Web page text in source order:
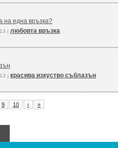
на една връзка?
| любовта връзка
| красива изкуство съблазън
9 10 › »